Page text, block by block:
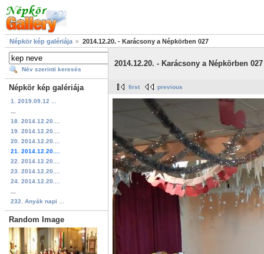
Népkör kép galériája 2014.12.20. - Karácsony a Népkörben 027
Név szerinti keresés
Népkör kép galériája
1. 2019.09.12 ...
18. 2014.12.20....
19. 2014.12.20....
20. 2014.12.20....
21. 2014.12.20....
22. 2014.12.20....
23. 2014.12.20....
24. 2014.12.20....
232. Anyák napi ...
Random Image
2014.12.20. - Karácsony a Népkörben 027
first previous